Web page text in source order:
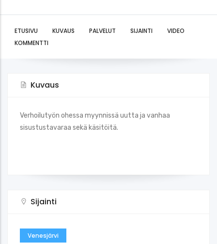
ETUSIVU KUVAUS PALVELUT SIJAINTI
VIDEO
KOMMENTTI
Kuvaus
Verhoilutyön ohessa myynnissä uutta ja vanhaa
sisustustavaraa sekä käsitöitä.
Sijainti
Venesjärvi